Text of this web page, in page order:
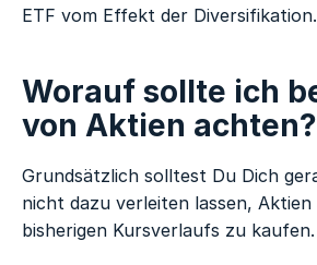
ETF vom Effekt der Diversifikation.
Worauf sollte ich
von Aktien achten?
Grundsätzlich solltest Du Dich
nicht dazu verleiten lassen,
bisherigen Kursverlaufs zu kaufen.